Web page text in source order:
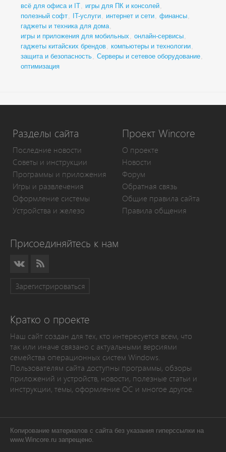
всё для офиса и IT, игры для ПК и консолей,
полезный софт, IT-услуги, интернет и сети, финансы,
гаджеты и техника для дома,
игры и приложения для мобильных , онлайн-сервисы,
гаджеты китайских брендов, компьютеры и технологии,
защита и безопасность, Серверы и сетевое оборудование,
оптимизация
Разделы сайта
Последние новости
Советы и инструкции
Программы и приложения
Игры и развлечения
Оформление системы
Устройства и железо
Проект Wincore
О проекте
Новости
Форум
Обратная связь
Общие правила сайта
Правила общения
Присоединяйтесь к нам
Зарегистрироваться
Кратко о проекте
Наш сайт создан для тех, кто интересуется всем, что
так или иначе связано с актуальными версиями
семейства операционных систем Windows.
Пользователям сайта доступны программы, обзоры
приложений и устройств, новости, полезные статьи и
инструкции, темы, оформление ОС и многое другое.
Копирование материалов с сайта без указания гиперссылки на
www.Wincore.ru запрещено.